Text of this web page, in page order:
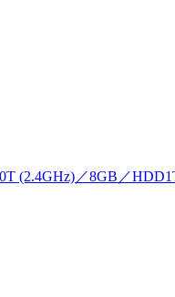
(2.4GHz)／8GB／